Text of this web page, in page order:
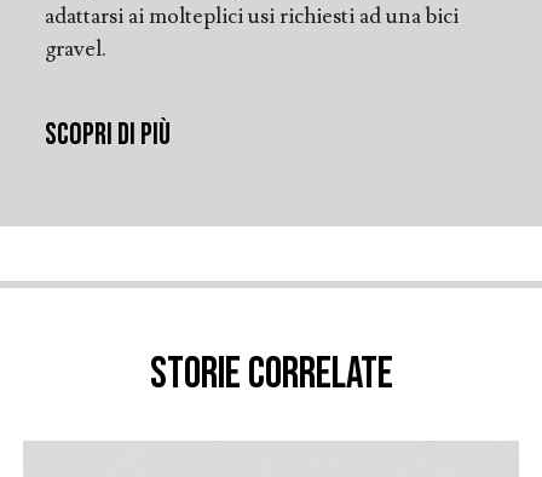
adattarsi ai molteplici usi richiesti ad una bici
gravel.
Scopri di più
Storie correlate